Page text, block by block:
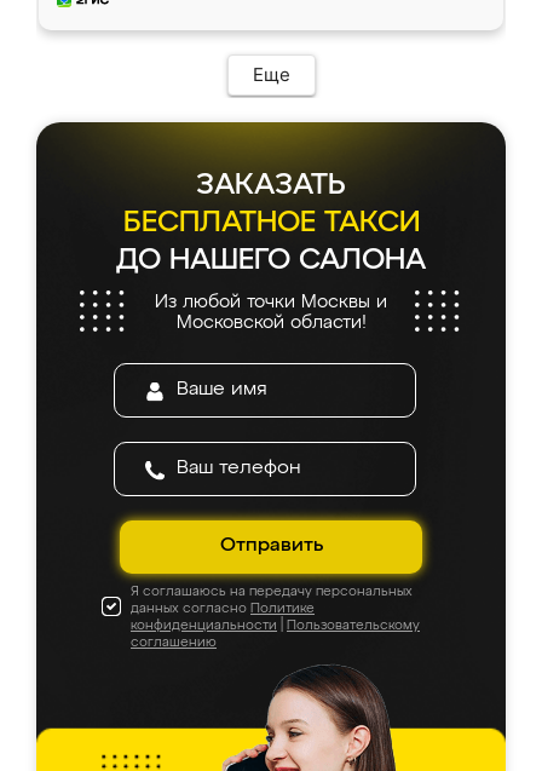
мебель сразу встала на свое место без
каких-либо доработок. Качеством осталась
довольна, все выглядит так, как и ожидала.
Еще
ЗАКАЗАТЬ
БЕСПЛАТНОЕ ТАКСИ
ДО НАШЕГО САЛОНА
Из любой точки Москвы и
Московской области!
Отправить
Я соглашаюсь на передачу персональных
данных согласно Политике
конфиденциальности
Пользовательскому
соглашению